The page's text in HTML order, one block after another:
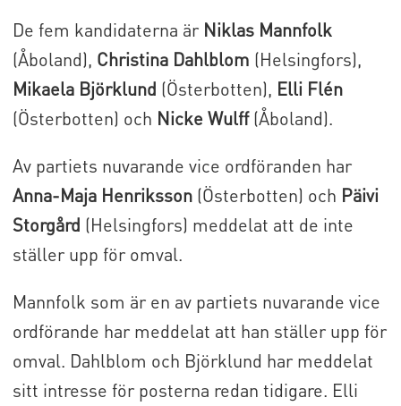
De fem kandidaterna är Niklas Mannfolk
(Åboland), Christina Dahlblom (Helsingfors),
Mikaela Björklund (Österbotten), Elli Flén
(Österbotten) och Nicke Wulff(Åboland).
Av partiets nuvarande vice ordföranden har
Anna-Maja Henriksson(Österbotten) och Päivi
Storgård (Helsingfors) meddelat att de inte
ställer upp för omval.
Mannfolk som är en av partiets nuvarande vice
ordförande har meddelat att han ställer upp för
omval. Dahlblom och Björklund har meddelat
sitt intresse för posterna redan tidigare. Elli